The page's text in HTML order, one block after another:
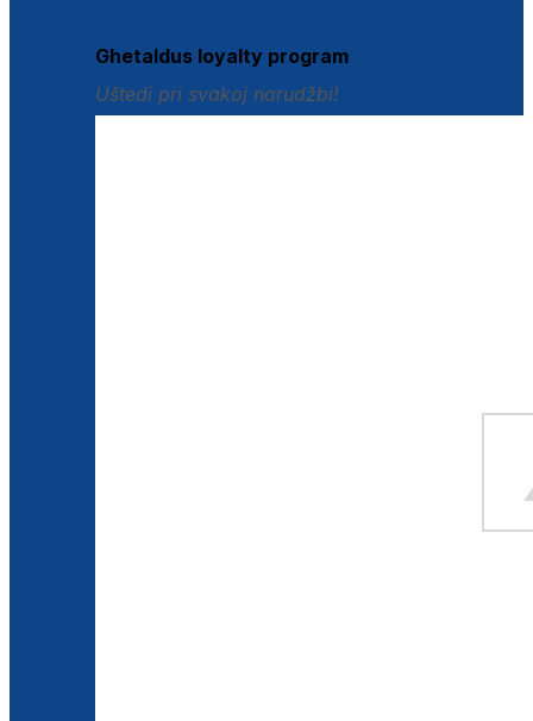
Ghetaldus loyalty program
Uštedi pri svakoj narudžbi!